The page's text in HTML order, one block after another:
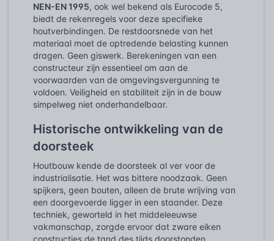
NEN-EN 1995, ook wel bekend als Eurocode 5,
biedt de rekenregels voor deze specifieke
houtverbindingen. De restdoorsnede van het
materiaal moet de optredende belasting kunnen
dragen. Geen giswerk. Berekeningen van een
constructeur zijn essentieel om aan de
voorwaarden van de omgevingsvergunning te
voldoen. Veiligheid en stabiliteit zijn in de bouw
simpelweg niet onderhandelbaar.
Historische ontwikkeling van de
doorsteek
Houtbouw kende de doorsteek al ver voor de
industrialisatie. Het was bittere noodzaak. Geen
spijkers, geen bouten, alleen de brute wrijving van
een doorgevoerde ligger in een staander. Deze
techniek, geworteld in het middeleeuwse
vakmanschap, zorgde ervoor dat zware eiken
constructies de tand des tijds doorstonden.